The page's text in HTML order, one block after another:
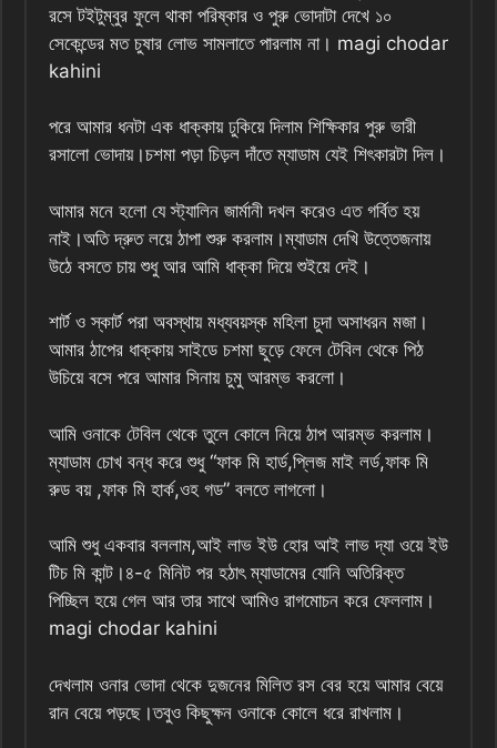
রসে টইটুম্বুর ফুলে থাকা পরিষ্কার ও পুরু ভোদাটা দেখে ১০
সেকেন্ডের মত চুষার লোভ সামলাতে পারলাম না। magi chodar
kahini
পরে আমার ধনটা এক ধাক্কায় ঢুকিয়ে দিলাম শিক্ষিকার পুরু ভারী
রসালো ভোদায়।চশমা পড়া চিড়ল দাঁতে ম্যাডাম যেই শিৎকারটা দিল।
আমার মনে হলো যে স্ট্যালিন জার্মানী দখল করেও এত গর্বিত হয়
নাই।অতি দ্রুত লয়ে ঠাপা শুরু করলাম।ম্যাডাম দেখি উত্তেজনায়
উঠে বসতে চায় শুধু আর আমি ধাক্কা দিয়ে শুইয়ে দেই।
শার্ট ও স্কার্ট পরা অবস্থায় মধ্যবয়স্ক মহিলা চুদা অসাধরন মজা।
আমার ঠাপের ধাক্কায় সাইডে চশমা ছুড়ে ফেলে টেবিল থেকে পিঠ
উচিয়ে বসে পরে আমার সিনায় চুমু আরম্ভ করলো।
আমি ওনাকে টেবিল থেকে তুলে কোলে নিয়ে ঠাপ আরম্ভ করলাম।
ম্যাডাম চোখ বন্ধ করে শুধু “ফাক মি হার্ড,প্লিজ মাই লর্ড,ফাক মি
রুড বয় ,ফাক মি হার্ক,ওহ গড” বলতে লাগলো।
আমি শুধু একবার বললাম,আই লাভ ইউ হোর আই লাভ দ্যা ওয়ে ইউ
টিচ মি কান্ট।৪-৫ মিনিট পর হঠাৎ ম্যাডামের যোনি অতিরিক্ত
পিচ্ছিল হয়ে গেল আর তার সাথে আমিও রাগমোচন করে ফেললাম।
magi chodar kahini
দেখলাম ওনার ভোদা থেকে দুজনের মিলিত রস বের হয়ে আমার বেয়ে
রান বেয়ে পড়ছে।তবুও কিছুক্ষন ওনাকে কোলে ধরে রাখলাম।